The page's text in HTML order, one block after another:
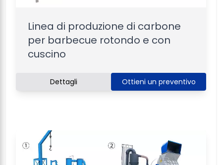
Linea di produzione di carbone
per barbecue rotondo e con
cuscino
Dettagli Ottieni un preventivo